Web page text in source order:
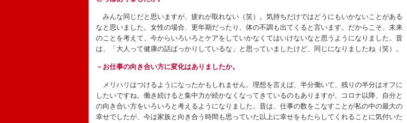
みんな同じだと思いますが、疲れが取れない（笑）。気持ちだけではどうにもいかないことがある
なと思いました。女性の場合、更年期だったり、体の不調も出てくると言います。だからこそ、未来
のことを考えて、今からいろいろとケアをしていかなくてはいけないなと思うようになりました。昔
は、「大人って健康の話ばっかりしているな」と思っていましたけど、同じになりましたね（笑）。
－お仕事の向き合い方に変化はありましたか。
メリハリはつけるようになったかもしれません。理想を言えば、半分働いて、残りの半分はオフに
したいですね。働き続けると集中力が続かなくなってきているのもありますが、コロナ以降、自分と
の向き合い方をいろいろと考えるようになりました。昔は、仕事の数をこなすことが私の中の最大の
幸せでしたが、今は家族と向き合う時間も思っていた以上に幸せをもたらしてくれることに気付いた